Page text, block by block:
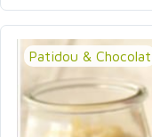
Patidou & Chocolat